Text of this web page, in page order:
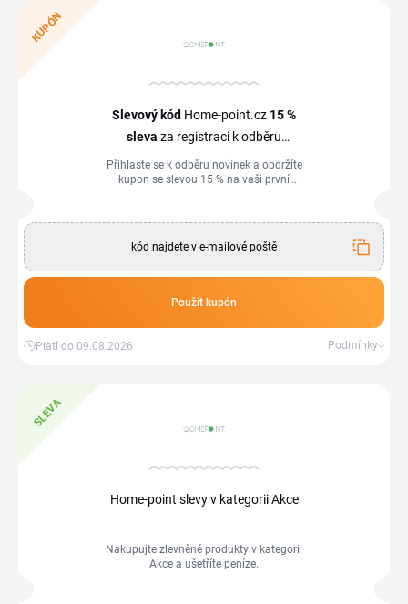
KUPÓN
Slevový kód Home-point.cz 15 %
sleva za registraci k odběru
newsletteru
Přihlaste se k odběru novinek a obdržíte
kupon se slevou 15 % na vaši první
kód najdete v e-mailové poště
Použít kupón
Platí do 09.08.2026 Podmínky
SLEVA
Home-point slevy v kategorii Akce
Nakupujte zlevněné produkty v kategorii
Akce a ušetříte peníze.